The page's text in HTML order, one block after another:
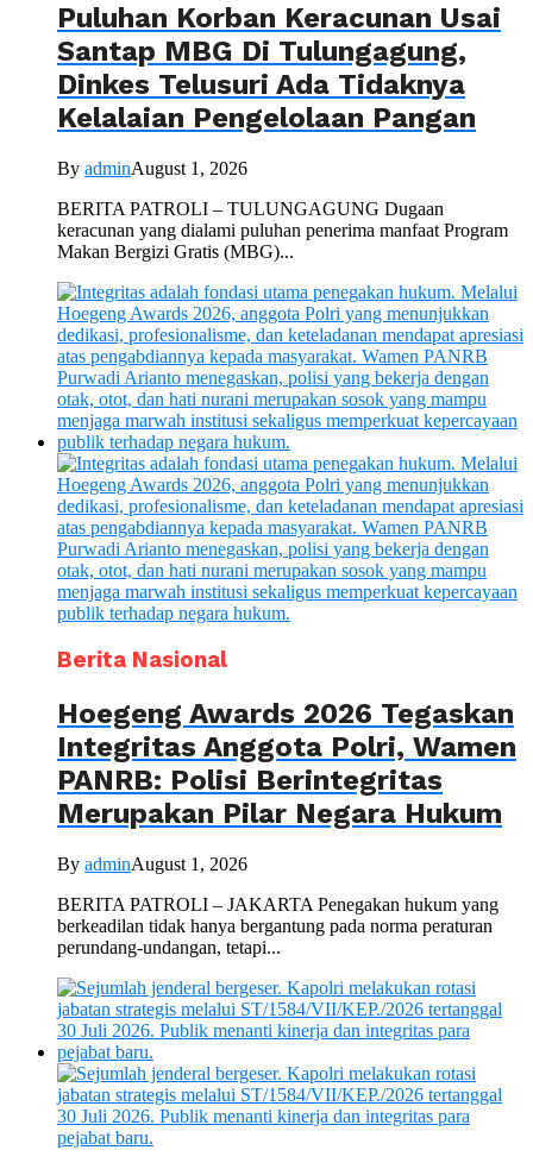
Puluhan Korban Keracunan Usai
Santap MBG Di Tulungagung,
Dinkes Telusuri Ada Tidaknya
Kelalaian Pengelolaan Pangan
By adminAugust 1, 2026
BERITA PATROLI – TULUNGAGUNG Dugaan
keracunan yang dialami puluhan penerima manfaat Program
Makan Bergizi Gratis (MBG)...
Berita Nasional
Hoegeng Awards 2026 Tegaskan
Integritas Anggota Polri, Wamen
PANRB: Polisi Berintegritas
Merupakan Pilar Negara Hukum
By adminAugust 1, 2026
BERITA PATROLI – JAKARTA Penegakan hukum yang
berkeadilan tidak hanya bergantung pada norma peraturan
perundang-undangan, tetapi...